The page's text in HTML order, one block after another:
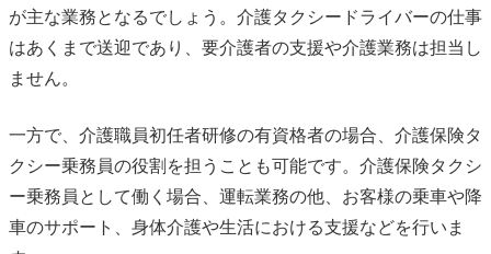
が主な業務となるでしょう。介護タクシードライバーの仕事
はあくまで送迎であり、要介護者の支援や介護業務は担当し
ません。
一方で、介護職員初任者研修の有資格者の場合、介護保険タ
クシー乗務員の役割を担うことも可能です。介護保険タクシ
ー乗務員として働く場合、運転業務の他、お客様の乗車や降
車のサポート、身体介護や生活における支援などを行いま